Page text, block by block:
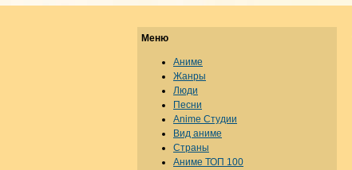
Меню
Аниме
Жанры
Люди
Песни
Anime Студии
Вид аниме
Страны
Аниме ТОП 100